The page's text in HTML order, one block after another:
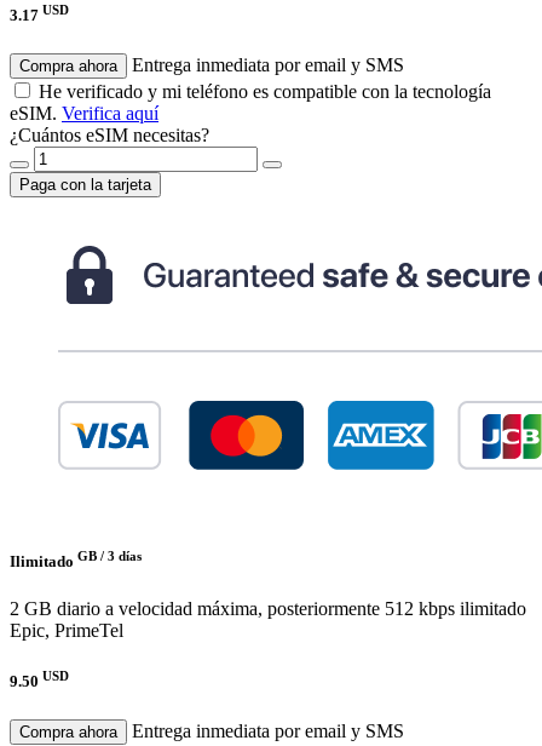
3.17 USD
Compra ahora
Entrega inmediata por email y SMS
He verificado y mi teléfono es compatible con la tecnología
eSIM. Verifica aquí
¿Cuántos eSIM necesitas?
Paga con la tarjeta
Ilimitado GB / 3 días
2 GB diario a velocidad máxima, posteriormente 512 kbps ilimitado
Epic, PrimeTel
9.50 USD
Compra ahora
Entrega inmediata por email y SMS